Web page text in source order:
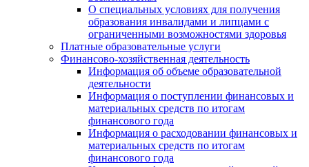
О специальных условиях для получения
образования инвалидами и липцами с
ограниченными возможностями здоровья
Платные образовательные услуги
Финансово-хозяйственная деятельность
Информация об объеме образовательной
деятельности
Информация о поступлении финансовых и
материальных средств по итогам
финансового года
Информация о расходовании финансовых и
материальных средств по итогам
финансового года